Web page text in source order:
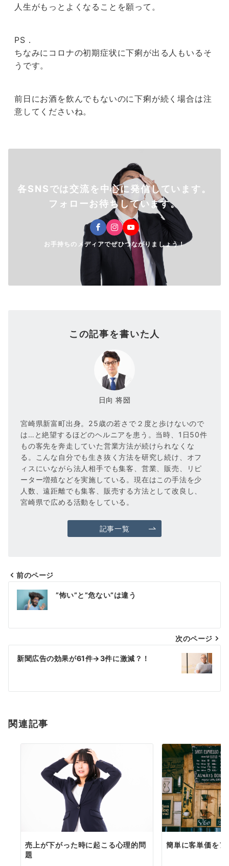
人生がもっとよくなることを願って。
PS．
ちなみにコロナの初期症状に下痢が出る人もいるそ
うです。
前日にお酒を飲んでもないのに下痢が続く場合は注
意してくださいね。
各SNSでは交流を中心に発信しています。
フォローお待ちしています。
お手持ちのメディアでぜひつながりましょう！
この記事を書いた人
日向 将圀
宮崎県新富町出身。25歳の若さで２度と歩けないので
は…と絶望するほどのヘルニアを患う。当時、1日50件
もの客先を奔走していた営業方法が続けられなくな
る。こんな自分でも生き抜く方法を研究し続け、オフ
ィスにいながら法人相手でも集客、営業、販売、リピ
ーター増殖などを実施している。現在はこの手法を少
人数、遠距離でも集客、販売する方法として改良し、
宮崎県で広める活動をしている。
記事一覧
投
稿
ナ
ビ
ゲ
シ
ン
前のページ
”怖い”と”危ない”は違う
次のページ
新聞広告の効果が61件→3件に激減？！
関連記事
売上が下がった時に起こる心理的問
題
簡単に客単価を